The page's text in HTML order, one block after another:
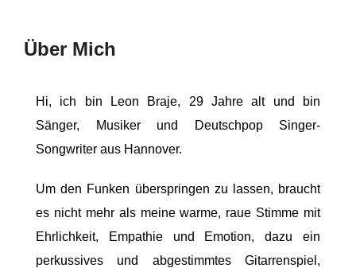
Über Mich
Hi, ich bin Leon Braje, 29 Jahre alt und bin
Sänger, Musiker und Deutschpop Singer-
Songwriter aus Hannover.
Um den Funken überspringen zu lassen, braucht
es nicht mehr als meine warme, raue Stimme mit
Ehrlichkeit, Empathie und Emotion, dazu ein
perkussives und abgestimmtes Gitarrenspiel,